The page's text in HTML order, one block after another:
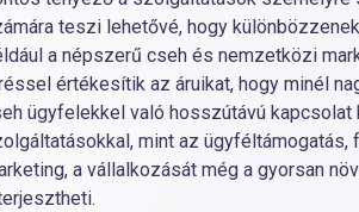
teszi lehetővé, hogy
a népszerű cseh és nemzetközi
értékesítik az áruikat, hogy minél
ügyfelekkel való hosszútávú kapcsolat
mint az
a vállalkozását még a gyorsan